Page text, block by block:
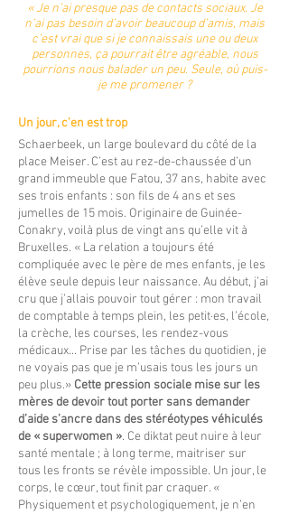
« Je n’ai presque pas de contacts sociaux. Je
n’ai pas besoin d’avoir beaucoup d’amis, mais
c’est vrai que si je connaissais une ou deux
personnes, ça pourrait être agréable, nous
pourrions nous balader un peu. Seule, où puis-
je me promener ?
Un jour, c’en est trop
Schaerbeek, un large boulevard du côté de la
place Meiser. C’est au rez-de-chaussée d’un
grand immeuble que Fatou, 37 ans, habite avec
ses trois enfants : son fils de 4 ans et ses
jumelles de 15 mois. Originaire de Guinée-
Conakry, voilà plus de vingt ans qu’elle vit à
Bruxelles. « La relation a toujours été
compliquée avec le père de mes enfants, je les
élève seule depuis leur naissance. Au début, j’ai
cru que j’allais pouvoir tout gérer : mon travail
de comptable à temps plein, les petit·es, l’école,
la crèche, les courses, les rendez-vous
médicaux... Prise par les tâches du quotidien, je
ne voyais pas que je m’usais tous les jours un
peu plus.» Cette pression sociale mise sur les
mères de devoir tout porter sans demander
d’aide s’ancre dans des stéréotypes véhiculés
de « superwomen ». Ce diktat peut nuire à leur
santé mentale ; à long terme, maitriser sur
tous les fronts se révèle impossible. Un jour, le
corps, le cœur, tout finit par craquer. «
Physiquement et psychologiquement, je n’en